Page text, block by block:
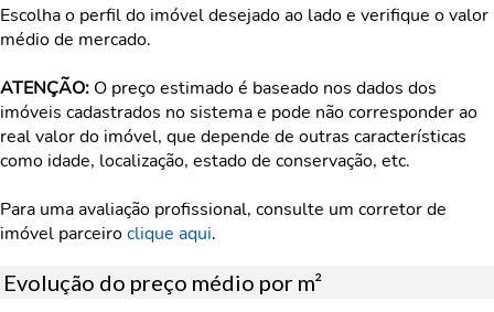
Escolha o perfil do imóvel desejado ao lado e verifique o valor
médio de mercado.
ATENÇÃO: O preço estimado é baseado nos dados dos
imóveis cadastrados no sistema e pode não corresponder ao
real valor do imóvel, que depende de outras características
como idade, localização, estado de conservação, etc.
Para uma avaliação profissional, consulte um corretor de
imóvel parceiroclique aqui.
Evolução do preço médio por m²